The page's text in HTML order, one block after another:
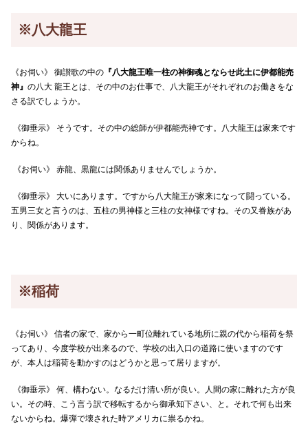
※八大龍王
《お伺い》 御讃歌の中の 『八大龍王唯一柱の神御魂とならせ此土に伊都能売
神』 の八大 龍王とは、その中のお仕事で、八大龍王がそれぞれのお働きをな
さる訳でしょうか。
《御垂示》 そうです。その中の総師が伊都能売神です。八大龍王は家来です
からね。
《お伺い》 赤龍、黒龍には関係ありませんでしょうか。
《御垂示》 大いにあります。ですから八大龍王が家来になって闘っている。
五男三女と言うのは、五柱の男神様と三柱の女神様ですね。その又眷族があ
り、関係があります。
※稲荷
《お伺い》 信者の家で、家から一町位離れている地所に親の代から稲荷を祭
ってあり、今度学校が出来るので、学校の出入口の道路に使いますのです
が、本人は稲荷を動かすのはどうかと思って居りますが。
《御垂示》 何、構わない。なるだけ清い所が良い。人間の家に離れた方が良
い。その時、こう言う訳で移転するから御承知下さい、と。それで何も出来
ないからね。爆弾で壊された時アメリカに祟るかね。